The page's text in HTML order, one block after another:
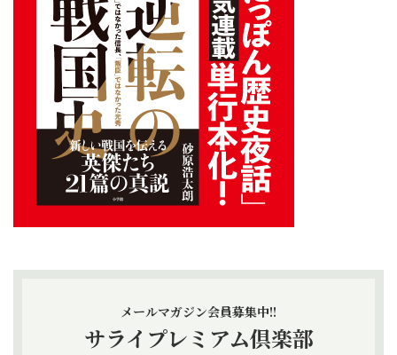
メールマガジン会員募集中!!
サライプレミアム倶楽部